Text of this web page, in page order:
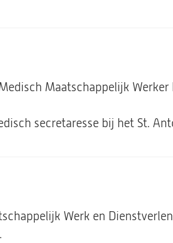
Maatschappelijk
secretaresse bij het St.
Werk en